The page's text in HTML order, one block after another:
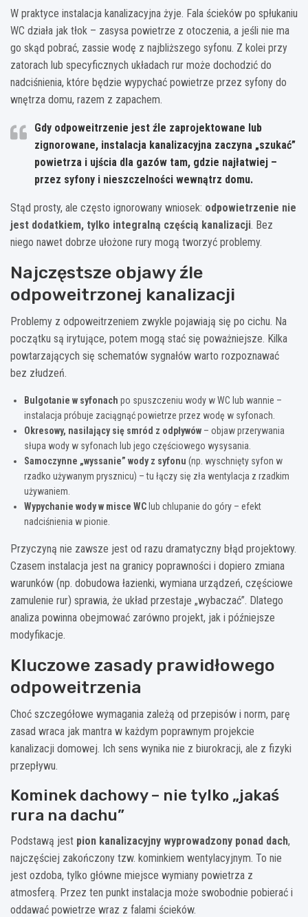
W praktyce instalacja kanalizacyjna żyje. Fala ścieków po spłukaniu
WC działa jak tłok – zasysa powietrze z otoczenia, a jeśli nie ma
go skąd pobrać, zassie wodę z najbliższego syfonu. Z kolei przy
zatorach lub specyficznych układach rur może dochodzić do
nadciśnienia, które będzie wypychać powietrze przez syfony do
wnętrza domu, razem z zapachem.
Gdy odpoweitrzenie jest źle zaprojektowane lub
zignorowane, instalacja kanalizacyjna zaczyna „szukać”
powietrza i ujścia dla gazów tam, gdzie najłatwiej –
przez syfony i nieszczelności wewnątrz domu.
Stąd prosty, ale często ignorowany wniosek: odpowietrzenie nie
jest dodatkiem, tylko integralną częścią kanalizacji. Bez
niego nawet dobrze ułożone rury mogą tworzyć problemy.
Najczęstsze objawy źle
odpoweitrzonej kanalizacji
Problemy z odpoweitrzeniem zwykle pojawiają się po cichu. Na
początku są irytujące, potem mogą stać się poważniejsze. Kilka
powtarzających się schematów sygnałów warto rozpoznawać
bez złudzeń.
Bulgotanie w syfonach po spuszczeniu wody w WC lub wannie –
instalacja próbuje zaciągnąć powietrze przez wodę w syfonach.
Okresowy, nasilający się smród z odpływów – objaw przerywania
słupa wody w syfonach lub jego częściowego wysysania.
Samoczynne „wyssanie” wody z syfonu (np. wyschnięty syfon w
rzadko używanym prysznicu) – tu łączy się zła wentylacja z rzadkim
używaniem.
Wypychanie wody w misce WC lub chlupanie do góry – efekt
nadciśnienia w pionie.
Przyczyną nie zawsze jest od razu dramatyczny błąd projektowy.
Czasem instalacja jest na granicy poprawności i dopiero zmiana
warunków (np. dobudowa łazienki, wymiana urządzeń, częściowe
zamulenie rur) sprawia, że układ przestaje „wybaczać”. Dlatego
analiza powinna obejmować zarówno projekt, jak i późniejsze
modyfikacje.
Kluczowe zasady prawidłowego
odpoweitrzenia
Choć szczegółowe wymagania zależą od przepisów i norm, parę
zasad wraca jak mantra w każdym poprawnym projekcie
kanalizacji domowej. Ich sens wynika nie z biurokracji, ale z fizyki
przepływu.
Kominek dachowy – nie tylko „jakaś
rura na dachu”
Podstawą jest pion kanalizacyjny wyprowadzony ponad dach,
najczęściej zakończony tzw. kominkiem wentylacyjnym. To nie
jest ozdoba, tylko główne miejsce wymiany powietrza z
atmosferą. Przez ten punkt instalacja może swobodnie pobierać i
oddawać powietrze wraz z falami ścieków.